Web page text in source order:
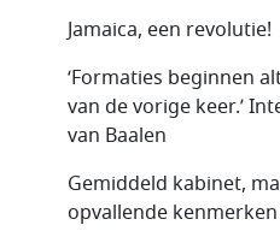
Jamaica, een revolutie!
‘Formaties beginnen
van de vorige keer.’
van Baalen
Gemiddeld kabinet,
opvallende kenmerken